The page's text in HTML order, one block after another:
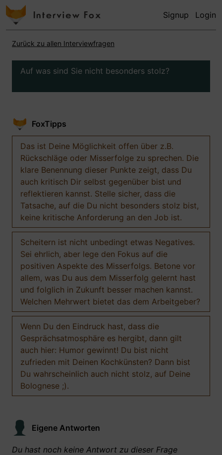
Signup Login
Zurück zu allen Interviewfragen
Auf was sind Sie nicht besonders stolz?
FoxTipps
Das ist Deine Möglichkeit offen über z.B.
Rückschläge oder Misserfolge zu sprechen. Die
klare Benennung dieser Punkte zeigt, dass Du
auch kritisch Dir selbst gegenüber bist und
reflektieren kannst. Stelle sicher, dass die
Tatsache, auf die Du nicht besonders stolz bist,
keine kritische Anforderung an den Job ist.
Scheitern ist nicht unbedingt etwas Negatives.
Sei ehrlich, aber lege den Fokus auf die
positiven Aspekte des Misserfolgs. Betone vor
allem, was Du aus dem Misserfolg gelernt hast
und folglich in Zukunft besser machen kannst.
Welchen Mehrwert bietet das dem Arbeitgeber?
Wenn Du den Eindruck hast, dass die
Gesprächsatmosphäre es hergibt, dann gilt
auch hier: Humor gewinnt! Du bist nicht
zufrieden mit Deinen Kochkünsten? Dann bist
Du wahrscheinlich auch nicht stolz, auf Deine
Bolognese ;).
Eigene Antworten
Du hast noch keine Antwort zu dieser Frage